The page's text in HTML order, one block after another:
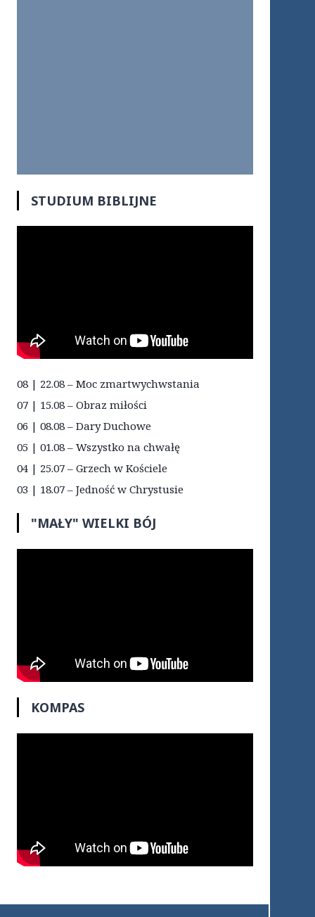
STUDIUM BIBLIJNE
08 | 22.08 – Moc zmartwychwstania
07 | 15.08 – Obraz miłości
06 | 08.08 – Dary Duchowe
05 | 01.08 – Wszystko na chwałę
04 | 25.07 – Grzech w Kościele
03 | 18.07 – Jedność w Chrystusie
"MAŁY" WIELKI BÓJ
KOMPAS